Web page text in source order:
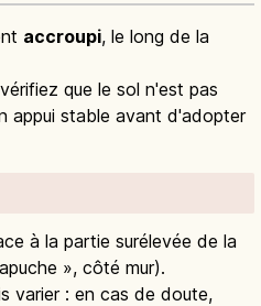
accroupi, le long de la
que le sol n'est pas
appui stable avant d'adopter
à la partie surélevée de la
», côté mur).
varier : en cas de doute,